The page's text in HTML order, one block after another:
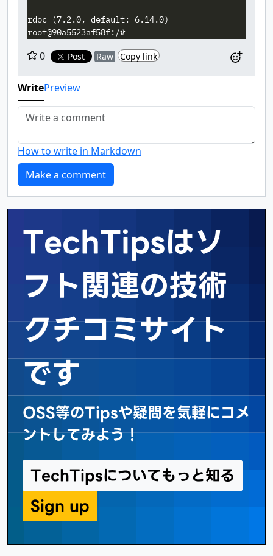
rdoc (7.2.0, default: 6.14.0)
0 Post Raw Copy link
WritePreview
How to write in Markdown
TechTipsはソ
フト関連の技術
クチコミサイト
です
OSS等のTipsや疑問を気軽にコメ
ントしてみよう！
TechTipsについてもっと知る
Sign up